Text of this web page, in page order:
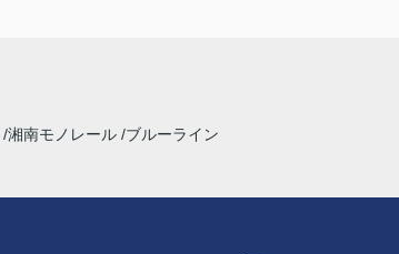
湘南モノレール ブルーライン